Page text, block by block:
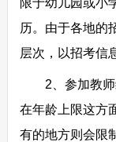
限于幼儿园或小
历。由于各地的
层次，以招考信
2、参加教师
在年龄上限这方
有的地方则会限